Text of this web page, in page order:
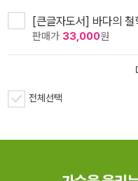
[큰글자도서] 바다의 철
판매가 33,000원
전체선택